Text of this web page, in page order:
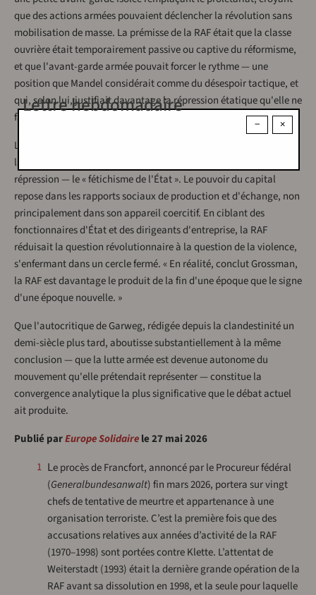
que des actions armées pouvaient déclencher la révolution sans
mobilisation de masse. La prémisse de la RAF était que la classe
ouvrière était temporairement passive ou captive du réformisme,
et que l'avant-garde armée pouvait forcer le rythme — une
position que Mandel considérait comme du désespoir tactique, et
qui, selon lui, justifiait davantage la répression étatique qu'elle ne
faisait avancer la politique socialiste.
L'argumentation de Grossman affine ce point : la RAF a confondu
la force de la société capitaliste avec la capacité de son État à la
répression — le « fétichisme de l'État ». Le pouvoir du capital
repose dans les rapports sociaux de production et d'échange, non
principalement dans son appareil coercitif. En ciblant des
fonctionnaires d'État et des dirigeants d'entreprise, la RAF
réduisait la question révolutionnaire à la question de la violence,
s'enfermant dans un cercle fermé. « En réalité, conclut Grossman,
la RAF est davantage le produit de la fin d'une époque que le signe
d'une époque nouvelle. »
Que l'autocritique de Garweg, rédigée depuis la clandestinité un
demi-siècle plus tard, aboutisse substantiellement à la même
conclusion — que la lutte armée est devenue autonome du
mouvement qu'elle prétendait représenter — constitue la
convergence analytique la plus significative que le débat actuel
ait produite.
Publié parEurope Solidairele 27 mai 2026
1 Le procès de Francfort, annoncé par le Procureur fédéral
(Generalbundesanwalt) fin mars 2026, portera sur vingt
chefs de tentative de meurtre et appartenance à une
organisation terroriste. C’est la première fois que des
accusations relatives aux années d’activité de la RAF
(1970–1998) sont portées contre Klette. L’attentat de
Weiterstadt (1993) était la dernière grande opération de la
RAF avant sa dissolution en 1998, et la seule pour laquelle
×
−
Lettre hebdomadaire